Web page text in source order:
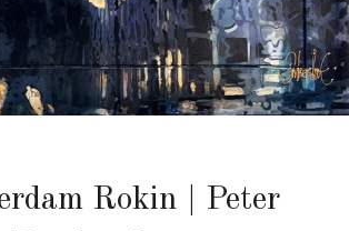
Rokin | Peter